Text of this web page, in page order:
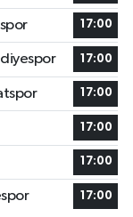
17:00
17:00
17:00
17:00
17:00
17:00